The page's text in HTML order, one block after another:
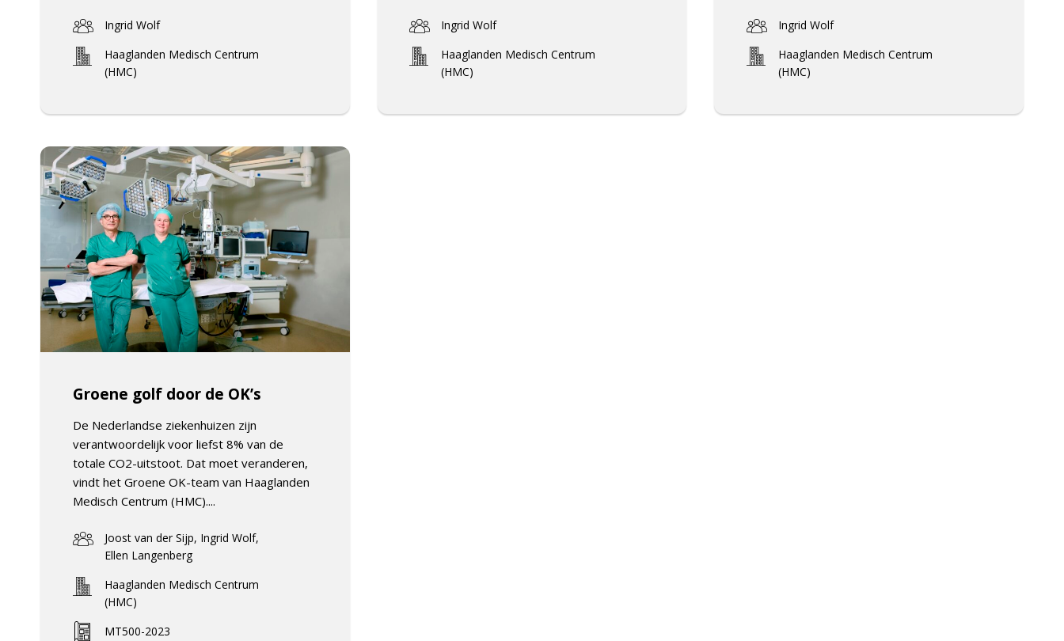
Ingrid Wolf
Haaglanden Medisch Centrum
(HMC)
Ingrid Wolf
Haaglanden Medisch Centrum
(HMC)
Ingrid Wolf
Haaglanden Medisch Centrum
(HMC)
Groene golf door de OK’s
De Nederlandse ziekenhuizen zijn
verantwoordelijk voor liefst 8% van de
totale CO2-uitstoot. Dat moet veranderen,
vindt het Groene OK-team van Haaglanden
Medisch Centrum (HMC)....
Joost van der Sijp, Ingrid Wolf,
Ellen Langenberg
Haaglanden Medisch Centrum
(HMC)
MT500-2023